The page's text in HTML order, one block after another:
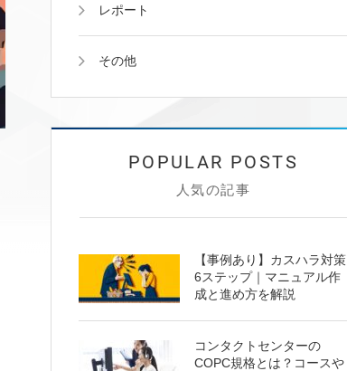
レポート
その他
人気の記事
【事例あり】カスハラ対策
6ステップ｜マニュアル作
成と進め方を解説
コンタクトセンターの
COPC規格とは？コースや
1.パーソナライズとは
1-1.「パーソナライズ」の意味とは？
2.パーソナライズの主な手法6つと企業事例
2-3.SNSのパーソナライズド表示
2-4.コンテンツ配信
2-5.メールのパーソナライズ
2-6.パーソナライズド検索